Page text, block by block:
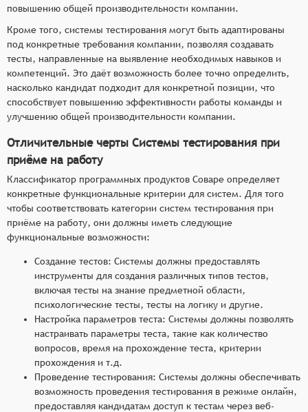
повышению общей производительности компании.
Кроме того, системы тестирования могут быть адаптированы
под конкретные требования компании, позволяя создавать
тесты, направленные на выявление необходимых навыков и
компетенций. Это даёт возможность более точно определить,
насколько кандидат подходит для конкретной позиции, что
способствует повышению эффективности работы команды и
улучшению общей производительности компании.
Отличительные черты Системы тестирования при
приёме на работу
Классификатор программных продуктов Соваре определяет
конкретные функциональные критерии для систем. Для того
чтобы соответствовать категории систем тестирования при
приёме на работу, они должны иметь следующие
функциональные возможности:
Создание тестов: Системы должны предоставлять
инструменты для создания различных типов тестов,
включая тесты на знание предметной области,
психологические тесты, тесты на логику и другие.
Настройка параметров теста: Системы должны позволять
настраивать параметры теста, такие как количество
вопросов, время на прохождение теста, критерии
прохождения и т.д.
Проведение тестирования: Системы должны обеспечивать
возможность проведения тестирования в режиме онлайн,
предоставляя кандидатам доступ к тестам через веб-